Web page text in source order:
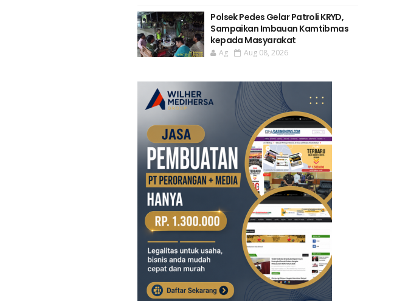
Polsek Pedes Gelar Patroli KRYD,
Sampaikan Imbauan Kamtibmas
kepada Masyarakat
Ag Aug 08, 2026